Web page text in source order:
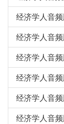
经济学人音
经济学人音
经济学人音